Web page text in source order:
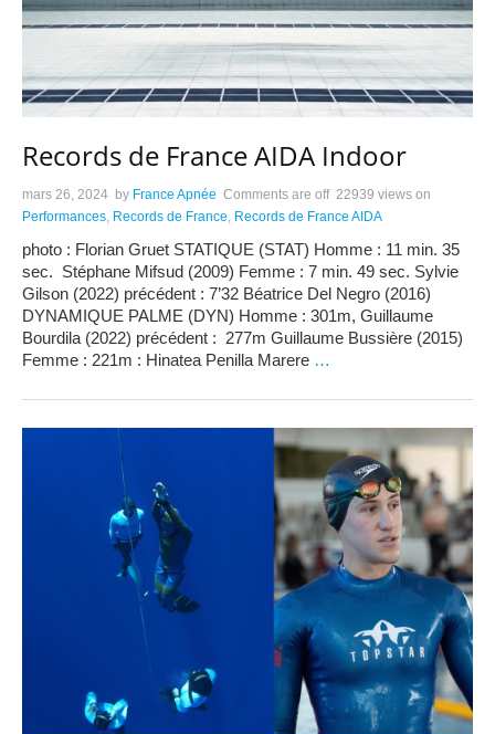
Records de France AIDA Indoor
mars 26, 2024 by France Apnée Comments are off 22939 views on
Performances, Records de France, Records de France AIDA
photo : Florian Gruet STATIQUE (STAT) Homme : 11 min. 35
sec. Stéphane Mifsud (2009) Femme : 7 min. 49 sec. Sylvie
Gilson (2022) précédent : 7’32 Béatrice Del Negro (2016)
DYNAMIQUE PALME (DYN) Homme : 301m, Guillaume
Bourdila (2022) précédent : 277m Guillaume Bussière (2015)
Femme : 221m : Hinatea Penilla Marere …